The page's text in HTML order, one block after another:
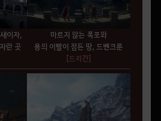
이자,
란 곳
마르지 않는 폭포와
용의 이빨이 잠든 땅, 드벤크룬
[드리간]